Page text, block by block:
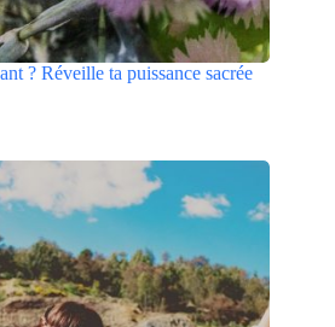
? Réveille ta puissance sacrée